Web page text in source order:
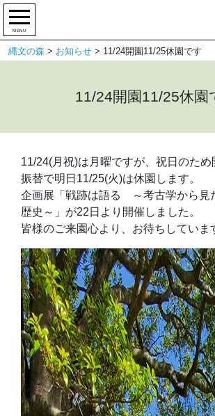
MENU
縄文の森 > お知らせ > 11/24開園11/25休園です
11/24開園11/25休園
11/24(月祝)は月曜ですが、祝日のため
振替で明日11/25(火)は休園します。
企画展「戦跡は語る ～考古学から見
歴史～」が22日より開催しました。
皆様のご来園心より、お待ちしていま